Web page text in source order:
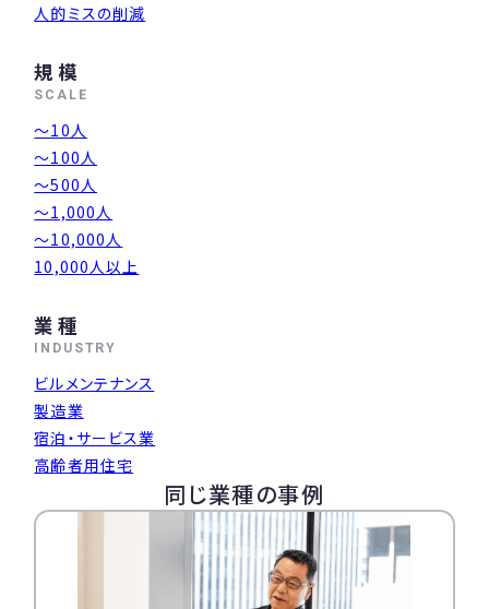
人的ミスの削減
規模
SCALE
〜10人
〜100人
～500人
～1,000人
〜10,000人
10,000人以上
業種
INDUSTRY
ビルメンテナンス
製造業
宿泊・サービス業
高齢者用住宅
同じ業種の事例